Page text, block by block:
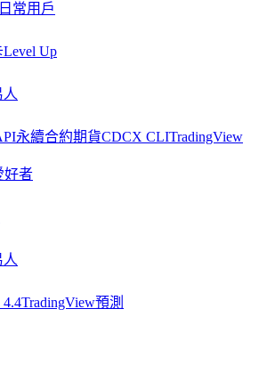
常用戶
Level Up
永續合約期貨CDCX CLITradingView
好者
TradingView預測